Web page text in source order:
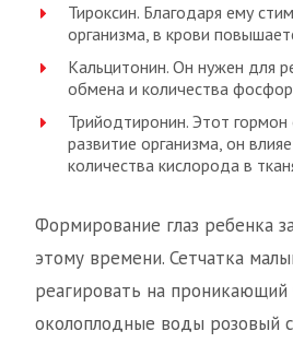
Тироксин. Благодаря ему
организма, в крови
Кальцитонин. Он нужен для
обмена и количества
Трийодтиронин. Этот гормон
развитие организма, он
количества кислорода в
Формирование глаз ребенка
этому времени. Сетчатка
реагировать на
околоплодные воды розовый